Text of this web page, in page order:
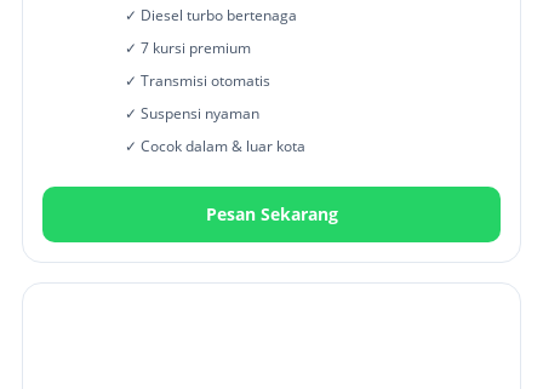
✓ Diesel turbo bertenaga
✓ 7 kursi premium
✓ Transmisi otomatis
✓ Suspensi nyaman
✓ Cocok dalam & luar kota
Pesan Sekarang